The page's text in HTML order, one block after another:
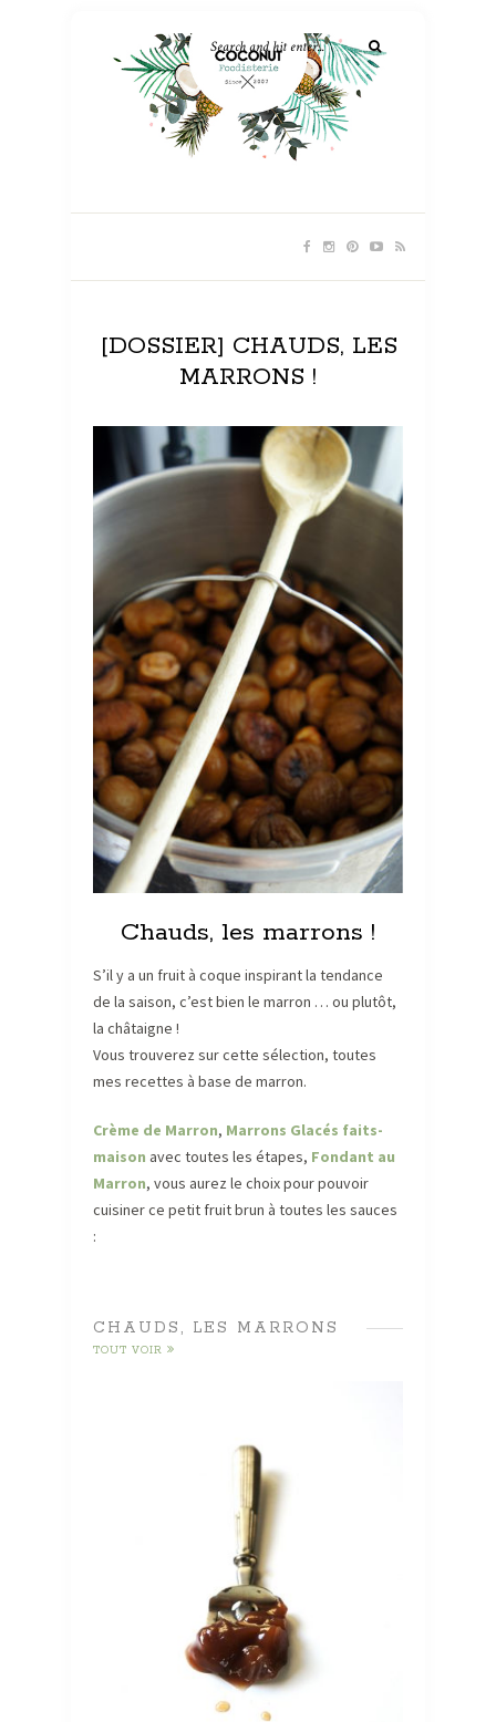
[DOSSIER] CHAUDS, LES
MARRONS !
Chauds, les marrons !
S’il y a un fruit à coque inspirant la tendance
de la saison, c’est bien le marron … ou plutôt,
la châtaigne !
Vous trouverez sur cette sélection, toutes
mes recettes à base de marron.
Crème de Marron, Marrons Glacés faits-
maison avec toutes les étapes, Fondant au
Marron, vous aurez le choix pour pouvoir
cuisiner ce petit fruit brun à toutes les sauces
:
CHAUDS, LES MARRONS
TOUT VOIR